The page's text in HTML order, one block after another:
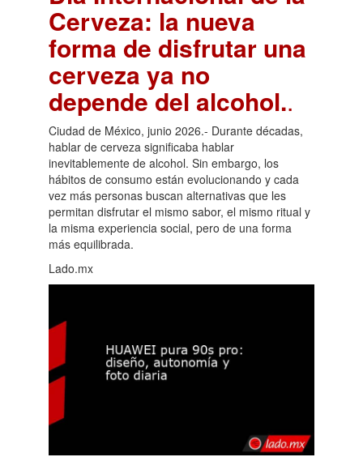
Cerveza: la nueva
forma de disfrutar una
cerveza ya no
depende del alcohol..
Ciudad de México, junio 2026.- Durante décadas,
hablar de cerveza significaba hablar
inevitablemente de alcohol. Sin embargo, los
hábitos de consumo están evolucionando y cada
vez más personas buscan alternativas que les
permitan disfrutar el mismo sabor, el mismo ritual y
la misma experiencia social, pero de una forma
más equilibrada.
Lado.mx